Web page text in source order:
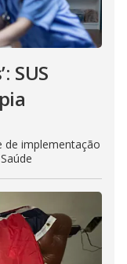
SUS
de implementação